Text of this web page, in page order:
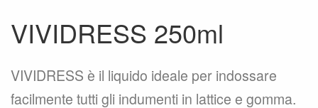
VIVIDRESS 250ml
VIVIDRESS è il liquido ideale per indossare
facilmente tutti gli indumenti in lattice e gomma.